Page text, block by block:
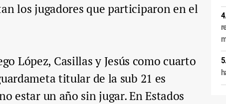
los jugadores que participaron en el
López, Casillas y Jesús como cuarto
titular de la sub 21 es
estar un año sin jugar. En Estados